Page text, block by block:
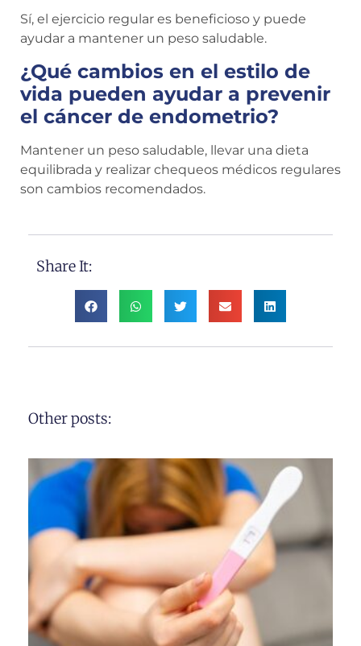
Sí, el ejercicio regular es beneficioso y puede
ayudar a mantener un peso saludable.
¿Qué cambios en el estilo de
vida pueden ayudar a prevenir
el cáncer de endometrio?
Mantener un peso saludable, llevar una dieta
equilibrada y realizar chequeos médicos regulares
son cambios recomendados.
Share It:
Other posts: